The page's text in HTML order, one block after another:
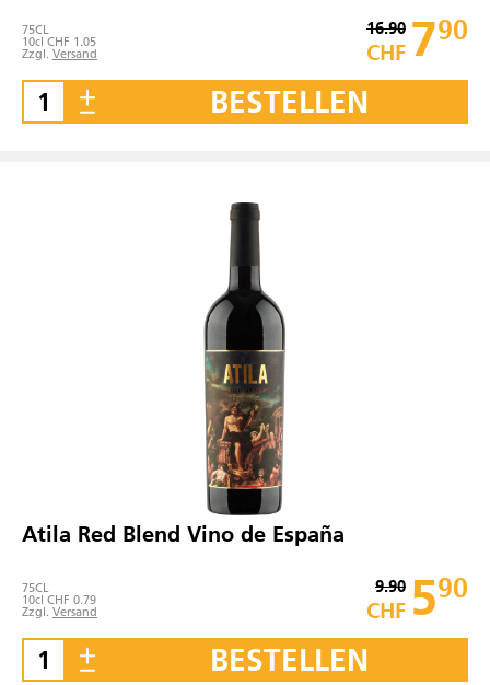
75CL
10cl CHF 1.05
Zzgl. Versand
16.90
CHF 790
BESTELLEN
Atila Red Blend Vino de España
75CL
10cl CHF 0.79
Zzgl. Versand
9.90
CHF 590
BESTELLEN